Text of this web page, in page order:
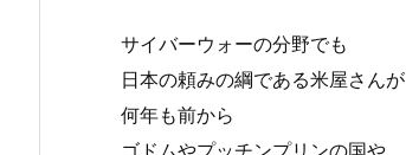
サイバーウォーの分野でも
日本の頼みの綱である米屋さんが
何年も前から